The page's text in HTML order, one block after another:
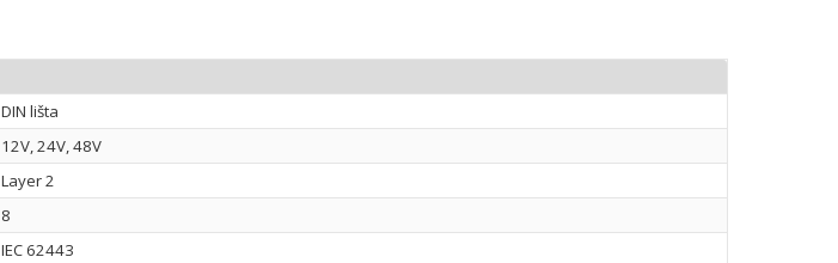
DIN lišta
12V, 24V, 48V
Layer 2
8
IEC 62443